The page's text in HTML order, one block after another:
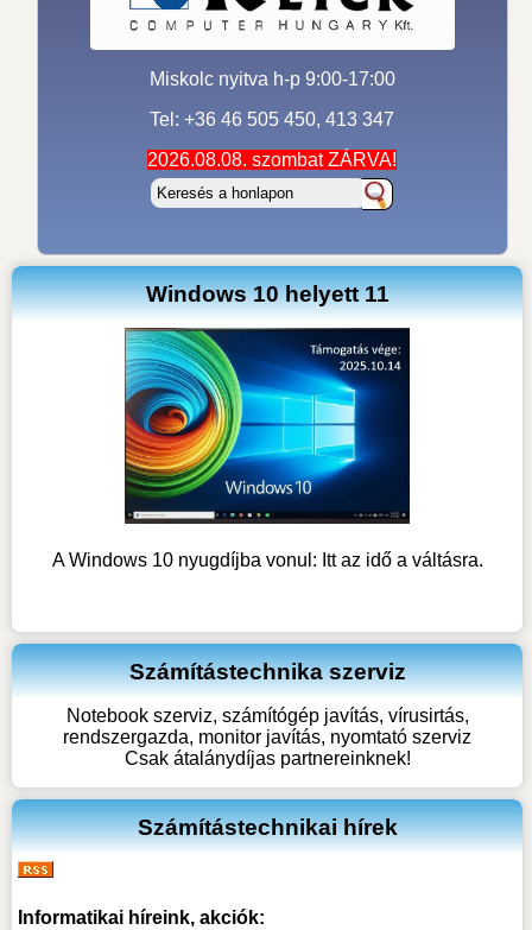
Miskolc nyitva h-p 9:00-17:00
Tel: +36 46 505 450, 413 347
2026.08.08. szombat ZÁRVA!
Windows 10 helyett 11
A Windows 10 nyugdíjba vonul: Itt az idő a váltásra.
Számítástechnika szerviz
Notebook szerviz, számítógép javítás, vírusirtás,
rendszergazda, monitor javítás, nyomtató szerviz
Csak átalánydíjas partnereinknek!
Számítástechnikai hírek
Informatikai híreink, akciók: